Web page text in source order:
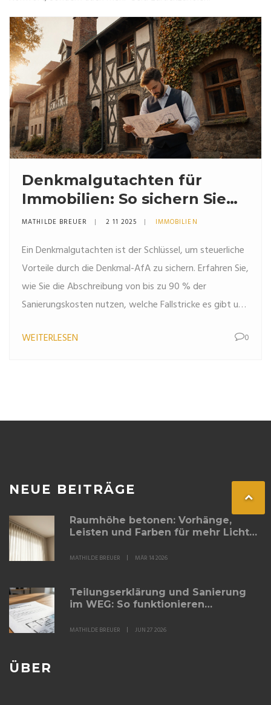
Denkmalgutachten für
Immobilien: So sichern Sie
steuerliche Förderungen
MATHILDE BREUER 2 11 2025 IMMOBILIEN
Ein Denkmalgutachten ist der Schlüssel, um steuerliche
Vorteile durch die Denkmal-AfA zu sichern. Erfahren Sie,
wie Sie die Abschreibung von bis zu 90 % der
Sanierungskosten nutzen, welche Fallstricke es gibt und
WEITERLESEN
0
NEUE BEITRÄGE
Raumhöhe betonen: Vorhänge,
Leisten und Farben für mehr Licht
MATHILDE BREUER MÄR 14 2026
Teilungserklärung und Sanierung
im WEG: So funktionieren
MATHILDE BREUER JUN 27 2026
ÜBER